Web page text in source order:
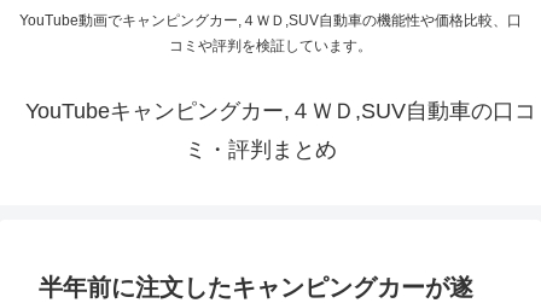
YouTube動画でキャンピングカー,４ＷＤ,SUV自動車の機能性や価格比較、口
コミや評判を検証しています。
YouTubeキャンピングカー,４ＷＤ,SUV自動車の口コ
ミ・評判まとめ
半年前に注文したキャンピングカーが遂